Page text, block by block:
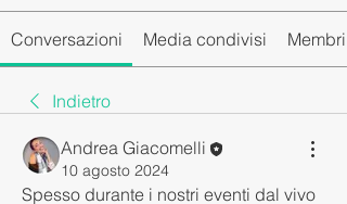
Conversazioni Media condivisi
Indietro
Andrea Giacomelli
10 agosto 2024
Spesso durante i nostri eventi dal vivo